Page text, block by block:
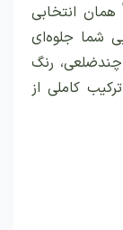
همان انتخابی
شما جلوه‌ای
رنگ
کاملی از